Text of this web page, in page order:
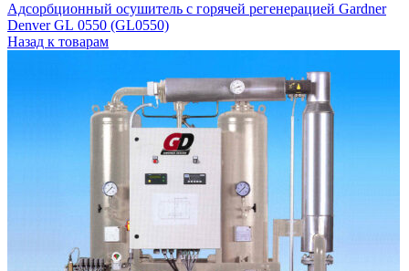
Адсорбционный осушитель c горячей регенерацией Gardner
Denver GL 0550 (GL0550)
Назад к товарам